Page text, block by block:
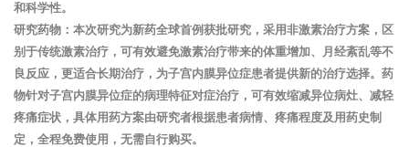
和科学性。
研究药物 ：本次研究为新药全球首例获批研究 ，采用非激素治疗方案，区
别于传统激素治疗，可有效避免激素治疗带来的体重增加、月经紊乱等不
良反应，更适合长期治疗，为子宫内膜异位症患者提供新的治疗选择。药
物针对子宫内膜异位症的病理特征对症治疗，可有效缩减异位病灶、减轻
疼痛症状，具体用药方案由研究者根据患者病情、疼痛程度及用药史制
定，全程免费使用，无需自行购买。